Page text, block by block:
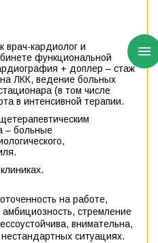
врач-кардиолог и
функциональной
+ доплер – стаж
ЛКК, ведение больных
(в том числе
в интенсивной терапии.
– больные
на работе,
стремление
внимательна,
ситуациях.